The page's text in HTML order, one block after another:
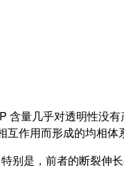
量几乎对透明性没
作用而形成的均相
别是，前者的断裂